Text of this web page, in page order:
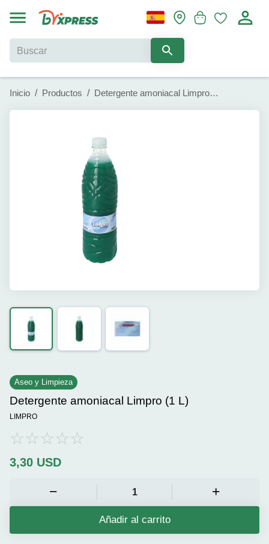
Inicio / Productos / Detergente amoniacal Limpro (1 L)
Aseo y Limpieza
Detergente amoniacal Limpro (1 L)
LIMPRO
3,30 USD
Añadir al carrito